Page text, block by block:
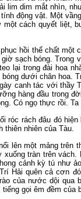
lim dim mắt nhìn,
động vật. Một
cách quyết liệt,
hồi thể chất
sạch bóng.
lại trong đài hoa
dưới chân
canh tác với
hàng đầu trong
Có ngọ thực rồi.
róc rách đâu đó
thiên nhiên của Tàu.
lên một mảng trên
tràn trên
cảnh kỳ tú như
Hải quên cả cơn
của nước dội
gọi êm đềm của